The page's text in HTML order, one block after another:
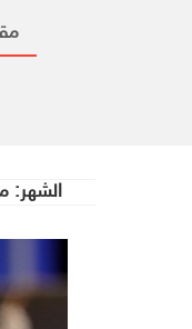
الشهر: